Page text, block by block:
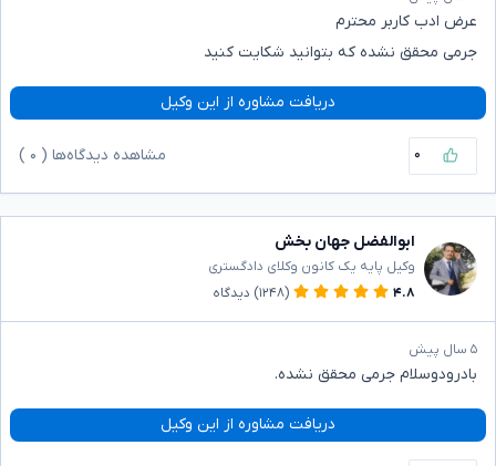
عرض ا‌دب کاربر محترم
جرمی محقق نشده که بتوانید شکایت کنید
دریافت مشاوره از این وکیل
۰ مشاهده دیدگاه‌ها ( ۰
ابوالفضل جهان بخش
وکیل پایه یک کانون وکلای دادگستری
۴.۸
(۱۲۴۸) دیدگاه
۵ سال پیش
بادرودوسلام جرمی محقق نشده.
دریافت مشاوره از این وکیل